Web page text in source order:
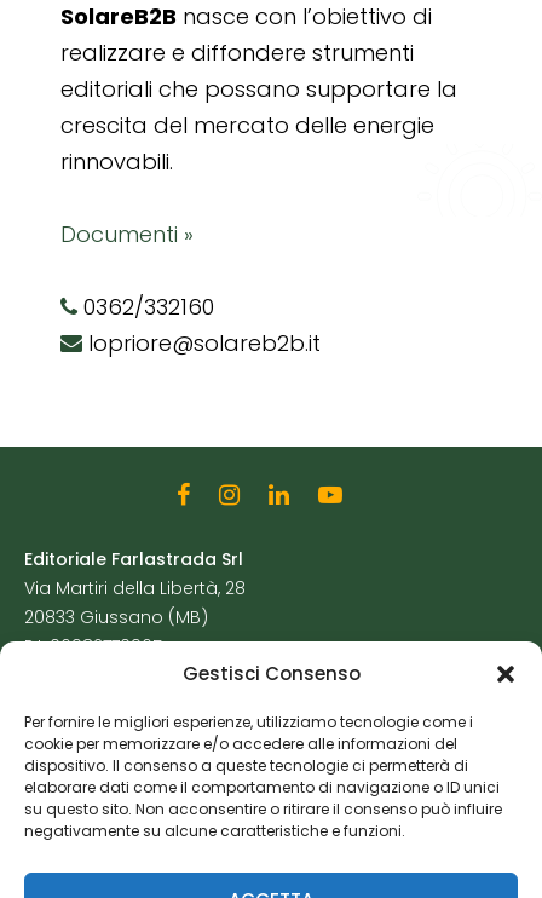
Gestisci Consenso
Per fornire le migliori esperienze, utilizziamo tecnologie come i
cookie per memorizzare e/o accedere alle informazioni del
dispositivo. Il consenso a queste tecnologie ci permetterà di
elaborare dati come il comportamento di navigazione o ID unici
su questo sito. Non acconsentire o ritirare il consenso può influire
negativamente su alcune caratteristiche e funzioni.
SolareB2B nasce con l’obiettivo di
realizzare e diffondere strumenti
editoriali che possano supportare la
crescita del mercato delle energie
rinnovabili.
Documenti »
0362/332160
lopriore@solareb2b.it
Editoriale Farlastrada Srl
Via Martiri della Libertà, 28
20833 Giussano (MB)
P.I. 06982770965
Cookie Policy
Risorse Aggiuntive